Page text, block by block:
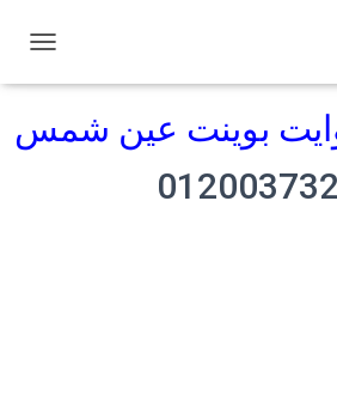
ب
ي
ل
بوينت عين شمس